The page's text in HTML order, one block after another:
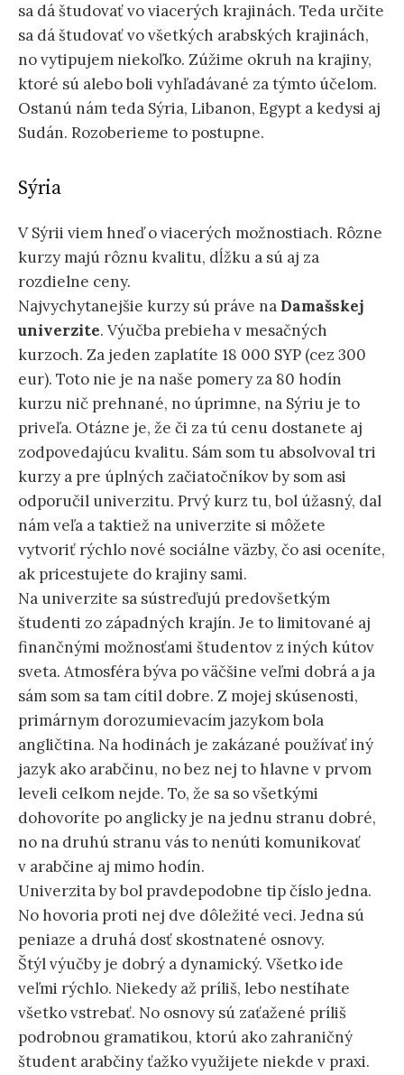
sa dá študovať vo viacerých krajinách. Teda určite
sa dá študovať vo všetkých arabských krajinách,
no vytipujem niekoľko. Zúžime okruh na krajiny,
ktoré sú alebo boli vyhľadávané za týmto účelom.
Ostanú nám teda Sýria, Libanon, Egypt a kedysi aj
Sudán. Rozoberieme to postupne.
Sýria
V Sýrii viem hneď o viacerých možnostiach. Rôzne
kurzy majú rôznu kvalitu, dĺžku a sú aj za
rozdielne ceny.
Najvychytanejšie kurzy sú práve na Damašskej
univerzite. Výučba prebieha v mesačných
kurzoch. Za jeden zaplatíte 18 000 SYP (cez 300
eur). Toto nie je na naše pomery za 80 hodín
kurzu nič prehnané, no úprimne, na Sýriu je to
priveľa. Otázne je, že či za tú cenu dostanete aj
zodpovedajúcu kvalitu. Sám som tu absolvoval tri
kurzy a pre úplných začiatočníkov by som asi
odporučil univerzitu. Prvý kurz tu, bol úžasný, dal
nám veľa a taktiež na univerzite si môžete
vytvoriť rýchlo nové sociálne väzby, čo asi oceníte,
ak pricestujete do krajiny sami.
Na univerzite sa sústreďujú predovšetkým
študenti zo západných krajín. Je to limitované aj
finančnými možnosťami študentov z iných kútov
sveta. Atmosféra býva po väčšine veľmi dobrá a ja
sám som sa tam cítil dobre. Z mojej skúsenosti,
primárnym dorozumievacím jazykom bola
angličtina. Na hodinách je zakázané používať iný
jazyk ako arabčinu, no bez nej to hlavne v prvom
leveli celkom nejde. To, že sa so všetkými
dohovoríte po anglicky je na jednu stranu dobré,
no na druhú stranu vás to nenúti komunikovať
v arabčine aj mimo hodín.
Univerzita by bol pravdepodobne tip číslo jedna.
No hovoria proti nej dve dôležité veci. Jedna sú
peniaze a druhá dosť skostnatené osnovy.
Štýl výučby je dobrý a dynamický. Všetko ide
veľmi rýchlo. Niekedy až príliš, lebo nestíhate
všetko vstrebať. No osnovy sú zaťažené príliš
podrobnou gramatikou, ktorú ako zahraničný
študent arabčiny ťažko využijete niekde v praxi.